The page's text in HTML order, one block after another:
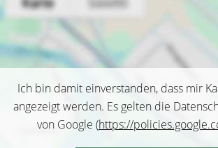
Ich bin damit einverstanden, dass mir
angezeigt werden. Es gelten die
von Google (https://